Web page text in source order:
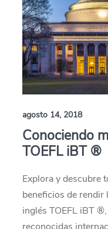
agosto 14, 2018
Conociendo
TOEFL iBT ®
Explora y descubre
beneficios de rendir
inglés TOEFL iBT